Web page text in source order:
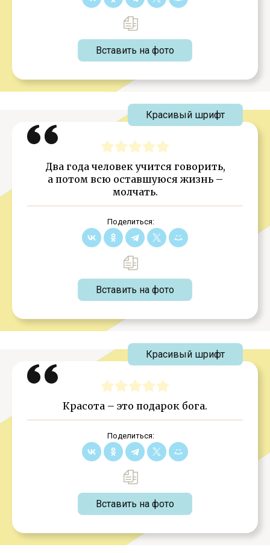
Вставить на фото
Два года человек учится говорить,
а потом всю оставшуюся жизнь –
молчать.
Поделиться:
Вставить на фото
Красивый шрифт
Красота – это подарок бога.
Поделиться:
Вставить на фото
Красивый шрифт